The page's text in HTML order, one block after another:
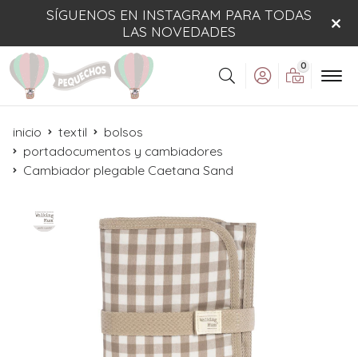
SÍGUENOS EN INSTAGRAM PARA TODAS
LAS NOVEDADES
Buscar
0
inicio textil
bolsos
portadocumentos y cambiadores
Cambiador plegable Caetana Sand